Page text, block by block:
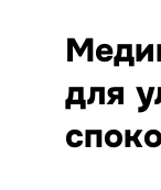
для